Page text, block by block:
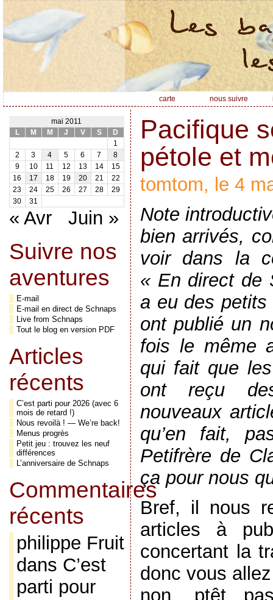
carte nous suivre
mai 2011
L
M M J V S
D
1
2
3 4 5 6 7
8
9
10 11 12 13 14
15
16
17 18 19 20 21
22
23
24 25 26 27 28
29
30
31
« Avr Juin »
Suivre nos
aventures
E-mail
E-mail en direct de Schnaps
Live from Schnaps
Tout le blog en version PDF
Articles
récents
C’est parti pour 2026 (avec 6
mois de retard !)
Nous revoilà ! — We’re back!
Menus progrès
Petit jeu : trouvez les neuf
différences
L’anniversaire de Schnaps
Commentaires
récents
philippe Fruit
dans C’est
parti pour
Pacifique
pétole et
tomtom, le 4
Note
bien arrivés,
voir dans la
« En direct de
a eu des
ont publié un
fois le même
qui fait que
ont reçu
nouveaux
qu’en fait,
Petifrère de
ça pour nous
Bref, il nous
articles à
concertant la
donc vous
non, ptêt